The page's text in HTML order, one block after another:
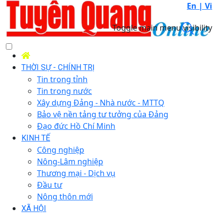
En | Vi
Toggle main menu visibility
THỜI SỰ - CHÍNH TRỊ
Tin trong tỉnh
Tin trong nước
Xây dựng Đảng - Nhà nước - MTTQ
Bảo vệ nền tảng tư tưởng của Đảng
Đạo đức Hồ Chí Minh
KINH TẾ
Công nghiệp
Nông-Lâm nghiệp
Thương mại - Dịch vụ
Đầu tư
Nông thôn mới
XÃ HỘI